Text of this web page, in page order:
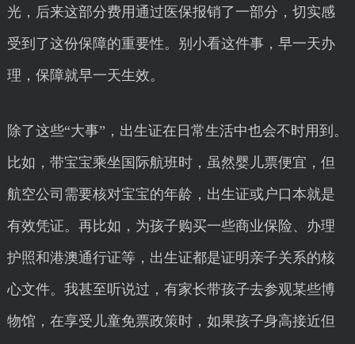
光，后来这部分费用通过医保报销了一部分，切实感
受到了这份保障的重要性。别小看这件事，早一天办
理，保障就早一天生效。
除了这些“大事”，出生证在日常生活中也会不时用到。
比如，带宝宝乘坐国际航班时，虽然婴儿票便宜，但
航空公司需要核对宝宝的年龄，出生证或户口本就是
有效凭证。再比如，为孩子购买一些商业保险、办理
护照和港澳通行证等，出生证都是证明亲子关系的核
心文件。我甚至听说过，有家长带孩子去参观某些博
物馆，在享受儿童免票政策时，如果孩子身高接近但